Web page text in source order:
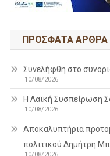
ΠΡΌΣΦΑΤΑ ΆΡΘΡΑ
Συνελήφθη στο
10/08/2026
Η Λαϊκή Συσπείρωση
10/08/2026
Aποκαλυπτήρια
πολιτικού Δημήτρη